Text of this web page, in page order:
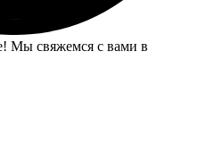
Мы свяжемся с вами в